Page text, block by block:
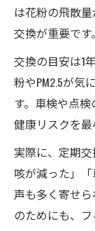
は花粉の飛散
交換が重要です。
交換の目安は1
粉やPM2.5が気
す。車検や点検
健康リスクを最
実際に、定期
咳が減った」
声も多く寄せ
のためにも、フ